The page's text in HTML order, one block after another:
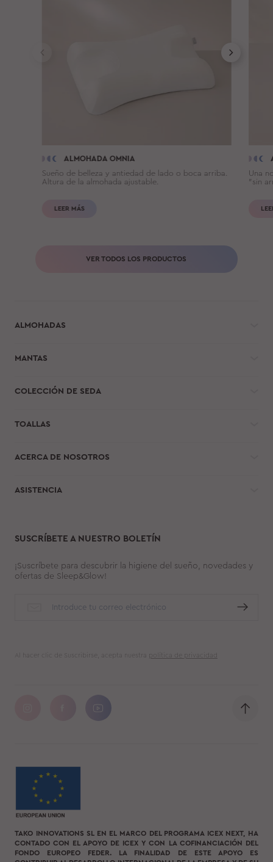
ALMOHADA OMNIA
Sueño de belleza y antiedad de lado o boca arriba.
Altura de la almohada ajustable.
LEER MÁS
Una
"sin
VER TODOS LOS PRODUCTOS
ALMOHADAS
MANTAS
COLECCIÓN DE SEDA
TOALLAS
ACERCA DE NOSOTROS
ASISTENCIA
SUSCRÍBETE A NUESTRO BOLETÍN
¡Suscríbete para descubrir la higiene del sueño, novedades y
ofertas de Sleep&Glow!
Al hacer clic de Suscribirse, acepta nuestra política de privacidad
TAKO INNOVATIONS SL EN EL MARCO DEL PROGRAMA ICEX NEXT, HA
CONTADO CON EL APOYO DE ICEX Y CON LA COFINANCIACIÓN DEL
FONDO EUROPEO FEDER. LA FINALIDAD DE ESTE APOYO ES